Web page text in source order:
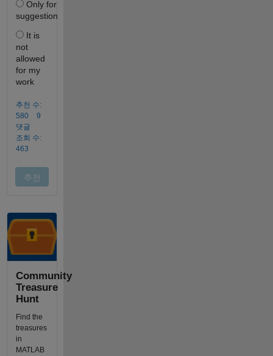
Community
Treasure
Hunt
Find the
treasures
in
MATLAB